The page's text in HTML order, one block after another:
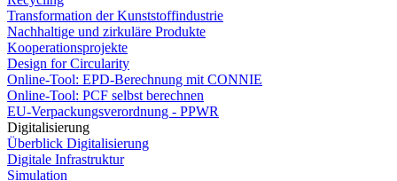
Transformation der Kunststoffindustrie
Nachhaltige und zirkuläre Produkte
Kooperationsprojekte
Design for Circularity
Online-Tool: EPD-Berechnung mit CONNIE
Online-Tool: PCF selbst berechnen
EU-Verpackungsverordnung - PPWR
Digitalisierung
Überblick Digitalisierung
Digitale Infrastruktur
Simulation